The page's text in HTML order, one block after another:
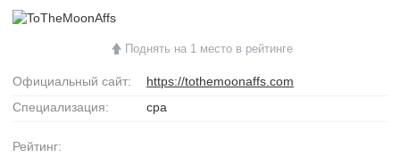
Поднять на 1 место в рейтинге
Официальный сайт:
https://tothemoonaffs.com
Специализация:
cpa
Рейтинг: